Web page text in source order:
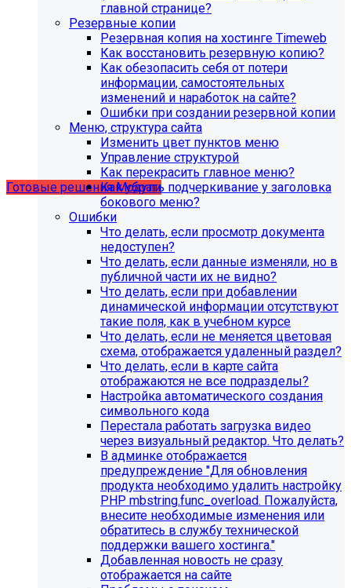
Учебные курсы
по работе с готовыми решениями и модулями
размещены в разделе "Учебные курсы"
Готовые решенияМодули
Инструкция по удалению ссылок на
социальные сети
Для готовых решений на SIMAI-SF4:
SIMAI-SF4: Сайт библиотеки, SIMAI-SF4: Сайт
благотворительного фонда, SIMAI-SF4: Сайт города,
SIMAI-SF4: Сайт государственной организации, SIMAI-
SF4: Сайт дворца культуры, SIMAI-SF4: Сайт детского
сада, SIMAI-SF4: Сайт кандидата в депутаты, SIMAI-SF4:
Сайт колледжа, SIMAI-SF4: Сайт комплексного центра
главной странице?
Резервные копии
Резервная копия на хостинге Timeweb
Как восстановить резервную копию?
Как обезопасить себя от потери
информации, самостоятельных
изменений и наработок на сайте?
Ошибки при создании резервной копии
Меню, структура сайта
Изменить цвет пунктов меню
Управление структурой
Как перекрасить главное меню?
Как убрать подчеркивание у заголовка
бокового меню?
Ошибки
Что делать, если просмотр документа
недоступен?
Что делать, если данные изменяли, но в
публичной части их не видно?
Что делать, если при добавлении
динамической информации отсутствуют
такие поля, как в учебном курсе
Что делать, если не меняется цветовая
схема, отображается удаленный раздел?
Что делать, если в карте сайта
отображаются не все подразделы?
Настройка автоматического создания
символьного кода
Перестала работать загрузка видео
через визуальный редактор. Что делать?
В админке отображается
предупреждение "Для обновления
продукта необходимо удалить настройку
PHP mbstring.func_overload. Пожалуйста,
внесите необходимые изменения или
обратитесь в службу технической
поддержки вашего хостинга."
Добавленная новость не сразу
отображается на сайте